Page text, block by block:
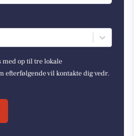
op til tre lokale
efterfølgende vil kontakte dig vedr.